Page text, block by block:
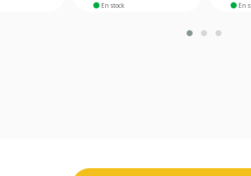
En stock En